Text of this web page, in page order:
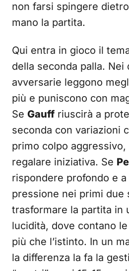
non farsi spingere
mano la partita.
Qui entra in gioco il
della seconda palla. Nei
avversarie leggono
più e puniscono con
Se Gauff riuscirà a
seconda con variazioni
primo colpo
regalare iniziativa. Se
rispondere profondo e
pressione nei primi due
trasformare la partita in
lucidità, dove contano
più che l’istinto. In un
la differenza la fa la